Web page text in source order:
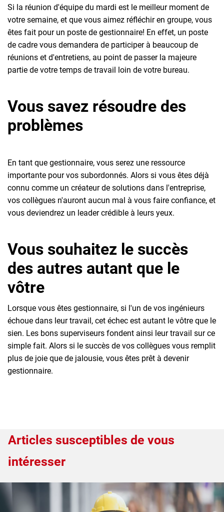
Si la réunion d'équipe du mardi est le meilleur moment de
votre semaine, et que vous aimez réfléchir en groupe, vous
êtes fait pour un poste de gestionnaire! En effet, un poste
de cadre vous demandera de participer à beaucoup de
réunions et d'entretiens, au point de passer la majeure
partie de votre temps de travail loin de votre bureau.
Vous savez résoudre des
problèmes
En tant que gestionnaire, vous serez une ressource
importante pour vos subordonnés. Alors si vous êtes déjà
connu comme un créateur de solutions dans l'entreprise,
vos collègues n'auront aucun mal à vous faire confiance, et
vous deviendrez un leader crédible à leurs yeux.
Vous souhaitez le succès
des autres autant que le
vôtre
Lorsque vous êtes gestionnaire, si l'un de vos ingénieurs
échoue dans leur travail, cet échec est autant le vôtre que le
sien. Les bons superviseurs fondent ainsi leur travail sur ce
simple fait. Alors si le succès de vos collègues vous remplit
plus de joie que de jalousie, vous êtes prêt à devenir
gestionnaire.
Articles susceptibles de vous
intéresser